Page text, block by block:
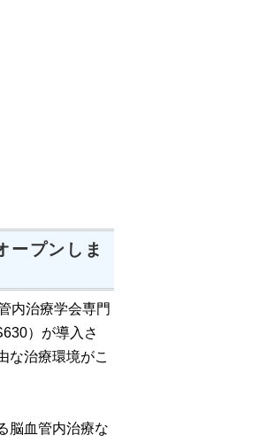
ープンしま
内治療学会専門
）が導入さ
な治療環境がこ
脳血管内治療な